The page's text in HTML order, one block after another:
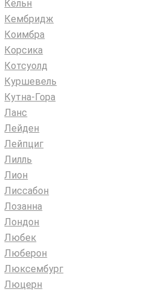
Кёльн
Кембридж
Коимбра
Корсика
Котсуолд
Куршевель
Кутна-Гора
Ланс
Лейден
Лейпциг
Лилль
Лион
Лиссабон
Лозанна
Лондон
Любек
Люберон
Люксембург
Люцерн